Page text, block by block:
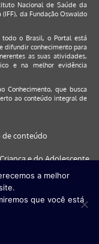
Nacional de Saúde da
da Fundação Oswaldo
o Brasil, o Portal está
difundir conhecimento para
as suas atividades,
e na melhor evidência
Conhecimento, que busca
ao conteúdo integral de
de conteúdo
e do Adolescente
Google Chrome (a
da versão 9) | FireFox (
a melhor
que você está